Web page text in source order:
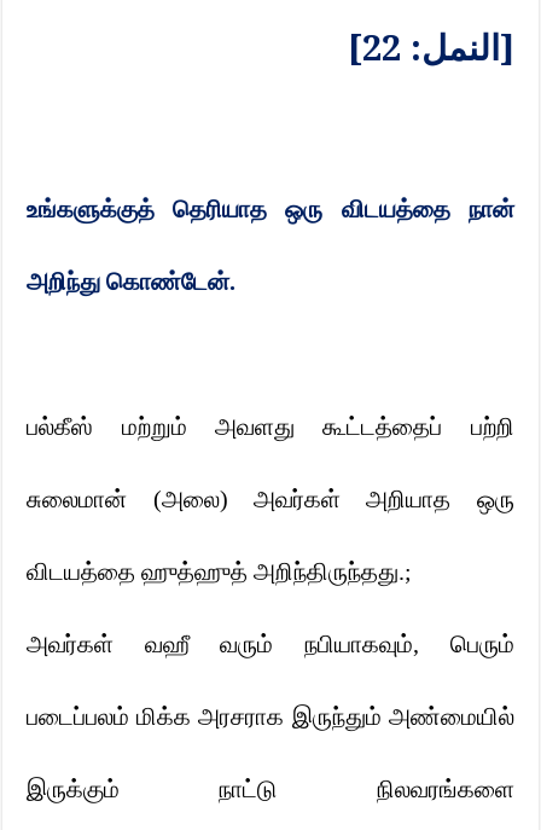
[النمل: 22]
உங்களுக்குத் தெரியாத ஒரு விடயத்தை நான்
அறிந்து கொண்டேன்.
பல்கீஸ் மற்றும் அவளது கூட்டத்தைப் பற்றி
சுலைமான் (அலை) அவர்கள் அறியாத ஒரு
விடயத்தை ஹுத்ஹுத் அறிந்திருந்தது.;
அவர்கள் வஹீ வரும் நபியாகவும், பெரும்
படைப்பலம் மிக்க அரசராக இருந்தும் அண்மையில்
இருக்கும் நாட்டு நிலவரங்களை